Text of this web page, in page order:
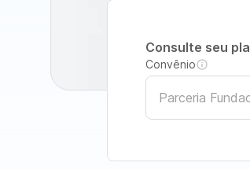
Consulte seu
Convênio